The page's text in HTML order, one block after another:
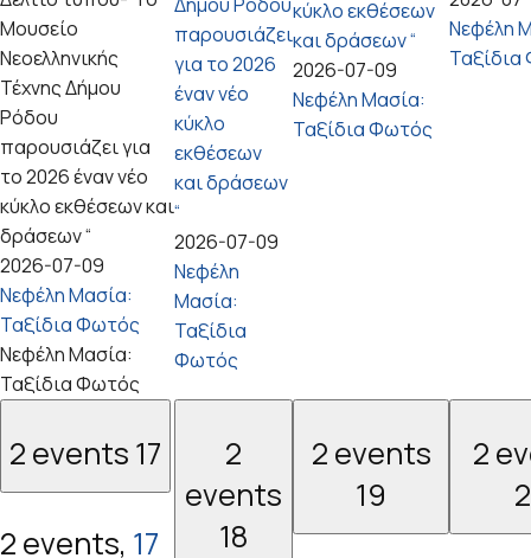
Μουσείο
Νεοελληνικής
Τέχνης Δήμου
Ρόδου
παρουσιάζει για
το 2026 έναν νέο
κύκλο εκθέσεων και
δράσεων “
2026-07-09
Νεφέλη Μασία:
Ταξίδια Φωτός
Νεφέλη Μασία:
Ταξίδια Φωτός
παρουσιάζει
για το 2026
έναν νέο
κύκλο
εκθέσεων
και δράσεων
“
2026-07-09
Νεφέλη
Μασία:
Ταξίδια
Φωτός
κύκλο εκθέσεων
και δράσεων “
2026-07-09
Νεφέλη Μασία:
Ταξίδια Φωτός
Νεφέλη
2 events 17
2 events, 17
2
events
18
2 events
19
2